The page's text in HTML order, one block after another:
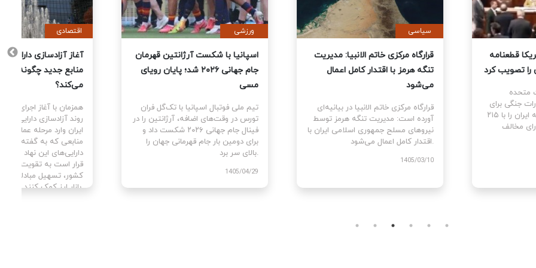
آمریکا قطعنامه
جنگ علیه ایران را تصویب کرد
ایالات متحده
قطعنامه اختیارات جنگی برای
توقف و پایان جنگ علیه ایران را با ۲۱۵
سیاسی
قرارگاه مرکزی خاتم الانبیا: مدیریت
تنگه هرمز با اقتدار کامل اعمال
قرارگاه مرکزی خاتم الانبیا در بیانیه‌ای
آورده است: مدیریت تنگه هرمز توسط
نیروهای مسلح جمهوری اسلامی ایران با
اقتدار کامل اعمال می‌شود.
ورزشی
اسپانیا با شکست آرژانتین قهرمان
جام جهانی ۲۰۲۶ شد؛ پایان رویای
تیم ملی فوتبال اسپانیا با تک‌گل فران
تورس در وقت‌های اضافه، آرژانتین را در
برای دومین بار جام قهرمانی جهان را
اقتصادی
آغاز
منابع
همزمان
روند
ایران
منابعی
قرار
کشور،
بازار ارز کمک کنند.